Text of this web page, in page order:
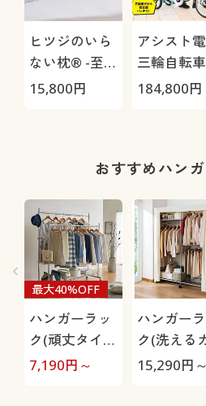
ヒツジのいら
ない枕® -至
極-
15,800円
アシスト
三輪自転車
184,800円
おすすめハン
ハンガーラッ
ク(頑丈タイ
プ)/キャスタ
最大40%OFF
7,190円～
ハンガー
ク(洗える
ー・棚付き)
15,290円～